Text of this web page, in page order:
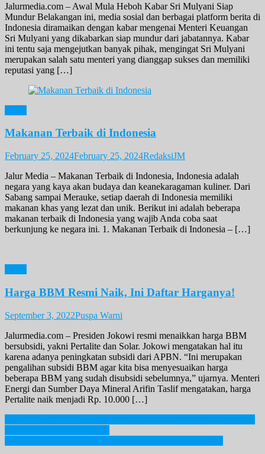
Jalurmedia.com – Awal Mula Heboh Kabar Sri Mulyani Siap
Mundur Belakangan ini, media sosial dan berbagai platform berita di
Indonesia diramaikan dengan kabar mengenai Menteri Keuangan
Sri Mulyani yang dikabarkan siap mundur dari jabatannya. Kabar
ini tentu saja mengejutkan banyak pihak, mengingat Sri Mulyani
merupakan salah satu menteri yang dianggap sukses dan memiliki
reputasi yang […]
Makanan Terbaik di Indonesia
February 25, 2024February 25, 2024RedaksiJM
Jalur Media – Makanan Terbaik di Indonesia, Indonesia adalah
negara yang kaya akan budaya dan keanekaragaman kuliner. Dari
Sabang sampai Merauke, setiap daerah di Indonesia memiliki
makanan khas yang lezat dan unik. Berikut ini adalah beberapa
makanan terbaik di Indonesia yang wajib Anda coba saat
berkunjung ke negara ini. 1. Makanan Terbaik di Indonesia – […]
Harga BBM Resmi Naik, Ini Daftar Harganya!
September 3, 2022Puspa Warni
Jalurmedia.com – Presiden Jokowi resmi menaikkan harga BBM
bersubsidi, yakni Pertalite dan Solar. Jokowi mengatakan hal itu
karena adanya peningkatan subsidi dari APBN. “Ini merupakan
pengalihan subsidi BBM agar kita bisa menyesuaikan harga
beberapa BBM yang sudah disubsidi sebelumnya,” ujarnya. Menteri
Energi dan Sumber Daya Mineral Arifin Taslif mengatakan, harga
Pertalite naik menjadi Rp. 10.000 […]
Post
navigation